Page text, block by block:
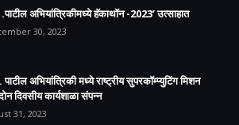
.पाटील अभियांत्रिकीमध्ये हॅकाथॉन -2023’ उत्साहात
30, 2023
पाटील अभियांत्रिकी मध्ये राष्ट्रीय सुपरकॉम्प्युटिंग मिशन
दिवसीय कार्यशाळा संपन्न
31, 2023